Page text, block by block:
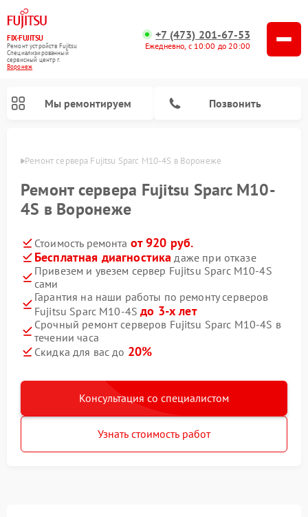
FIX-FUJITSU
Ремонт устройств Fujitsu
Специализированный
cервисный центр г.
Воронеж
+7 (473) 201-67-53
Ежедневно, с 10:00 до 20:00
Мы ремонтируем Позвонить
Ремонт сервера Fujitsu Sparc M10-4S в Воронеже
Ремонт сервера Fujitsu Sparc M10-
4S в Воронеже
Стоимость ремонта от 920 руб.
Бесплатная диагностика даже при отказе
Привезем и увезем сервер Fujitsu Sparc M10-4S
сами
Гарантия на наши работы по ремонту серверов
Fujitsu Sparc M10-4Sдо 3-х лет
Срочный ремонт серверов Fujitsu Sparc M10-4S в
течении часа
Скидка для вас до 20%
Консультация со специалистом
Узнать стоимость работ